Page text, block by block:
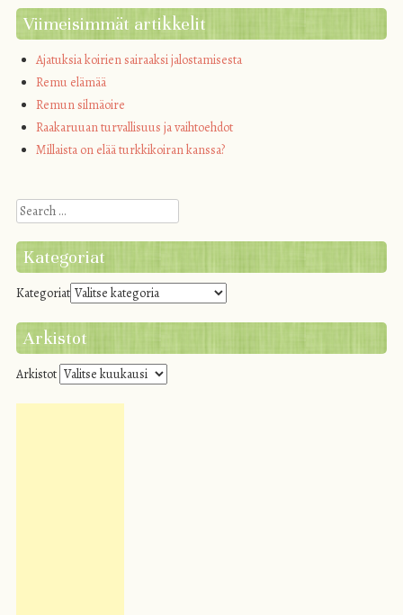
Viimeisimmät artikkelit
Ajatuksia koirien sairaaksi jalostamisesta
Remu elämää
Remun silmäoire
Raakaruuan turvallisuus ja vaihtoehdot
Millaista on elää turkkikoiran kanssa?
Search
Kategoriat
Kategoriat
Arkistot
Arkistot